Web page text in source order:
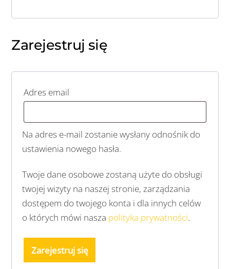
Zarejestruj się
Adres email
Na adres e-mail zostanie wysłany odnośnik do
ustawienia nowego hasła.
Twoje dane osobowe zostaną użyte do obsługi
twojej wizyty na naszej stronie, zarządzania
dostępem do twojego konta i dla innych celów
o których mówi nasza polityka prywatności.
Zarejestruj się